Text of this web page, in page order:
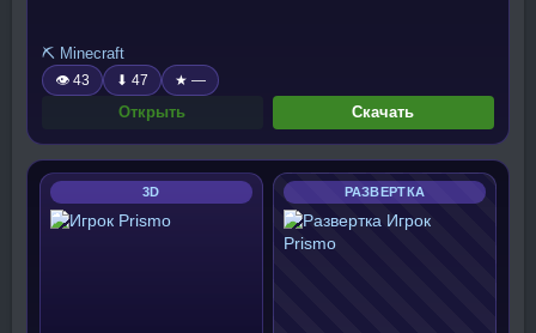
⛏️ Minecraft
👁 43 ⬇ 47 ★ —
Открыть Скачать
3D РАЗВЕРТКА